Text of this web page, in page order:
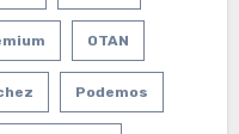
OTAN
Podemos